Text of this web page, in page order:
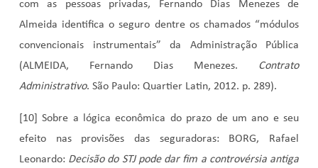
com as pessoas privadas, Fernando Dias Menezes de
Almeida identifica o seguro dentre os chamados “módulos
convencionais instrumentais” da Administração Pública
(ALMEIDA, Fernando Dias Menezes. Contrato
Administrativo. São Paulo: Quartier Latin, 2012. p. 289).
[10] Sobre a lógica econômica do prazo de um ano e seu
efeito nas provisões das seguradoras: BORG, Rafael
Leonardo: Decisão do STJ pode dar fim a controvérsia antiga